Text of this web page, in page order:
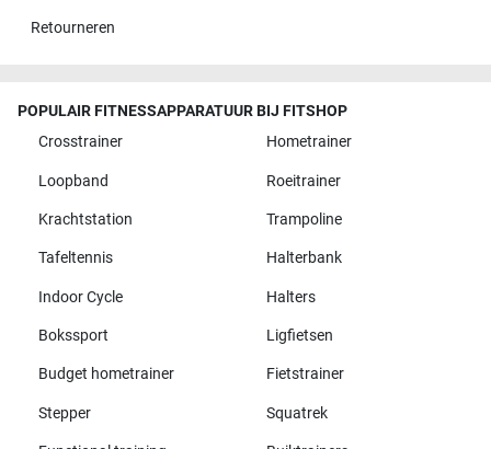
Retourneren
POPULAIR FITNESSAPPARATUUR BIJ FITSHOP
Crosstrainer
Hometrainer
Loopband Roeitrainer
Krachtstation Trampoline
Tafeltennis Halterbank
Indoor Cycle Halters
Bokssport Ligfietsen
Budget hometrainer Fietstrainer
Stepper Squatrek